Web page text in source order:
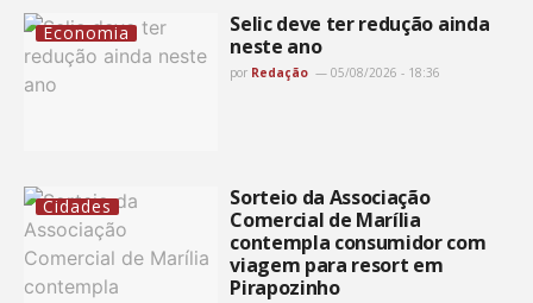
Economia
Selic deve ter redução ainda
neste ano
por Redação 05/08/2026 - 18:36
Cidades
Sorteio da Associação
Comercial de Marília
contempla consumidor com
viagem para resort em
Pirapozinho